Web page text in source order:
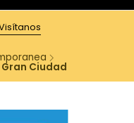
Gran Ciudad